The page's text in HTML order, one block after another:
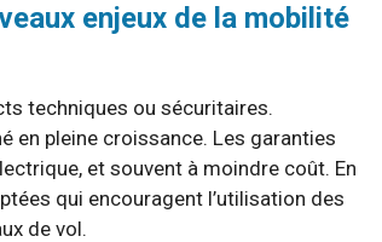
enjeux de la mobilité
techniques ou sécuritaires.
en pleine croissance. Les garanties
et souvent à moindre coût. En
qui encouragent l’utilisation des
de vol.